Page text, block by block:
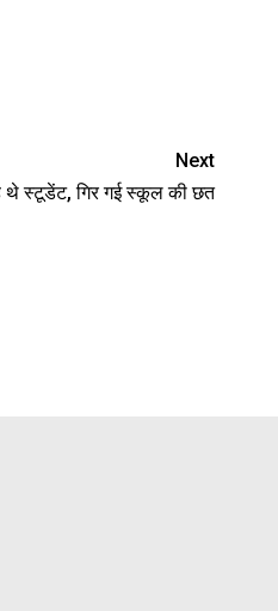
Next
थे स्टूडेंट, गिर गई स्कूल की छत